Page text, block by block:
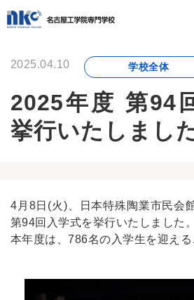
2025.04.10 学校全体
2025年度 第94
挙行いたしまし
4月8日(火)、日本特殊陶業市民会
第94回入学式を挙行いたしました。
本年度は、786名の入学生を迎える